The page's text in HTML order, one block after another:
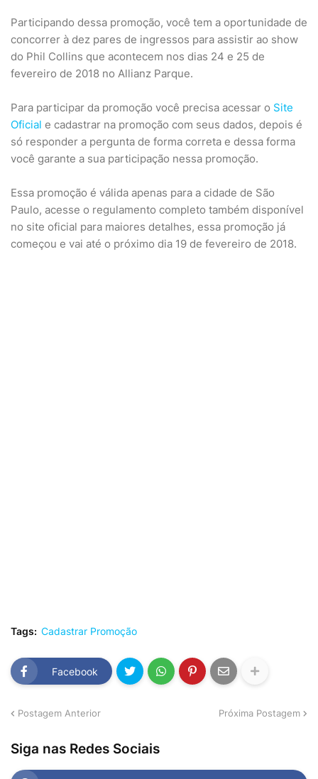
Participando dessa promoção, você tem a oportunidade de
concorrer à dez pares de ingressos para assistir ao show
do Phil Collins que acontecem nos dias 24 e 25 de
fevereiro de 2018 no Allianz Parque.
Para participar da promoção você precisa acessar o Site
Oficial e cadastrar na promoção com seus dados, depois é
só responder a pergunta de forma correta e dessa forma
você garante a sua participação nessa promoção.
Essa promoção é válida apenas para a cidade de São
Paulo, acesse o regulamento completo também disponível
no site oficial para maiores detalhes, essa promoção já
começou e vai até o próximo dia 19 de fevereiro de 2018.
Tags: Cadastrar Promoção
Facebook
Postagem Anterior Próxima Postagem
Siga nas Redes Sociais